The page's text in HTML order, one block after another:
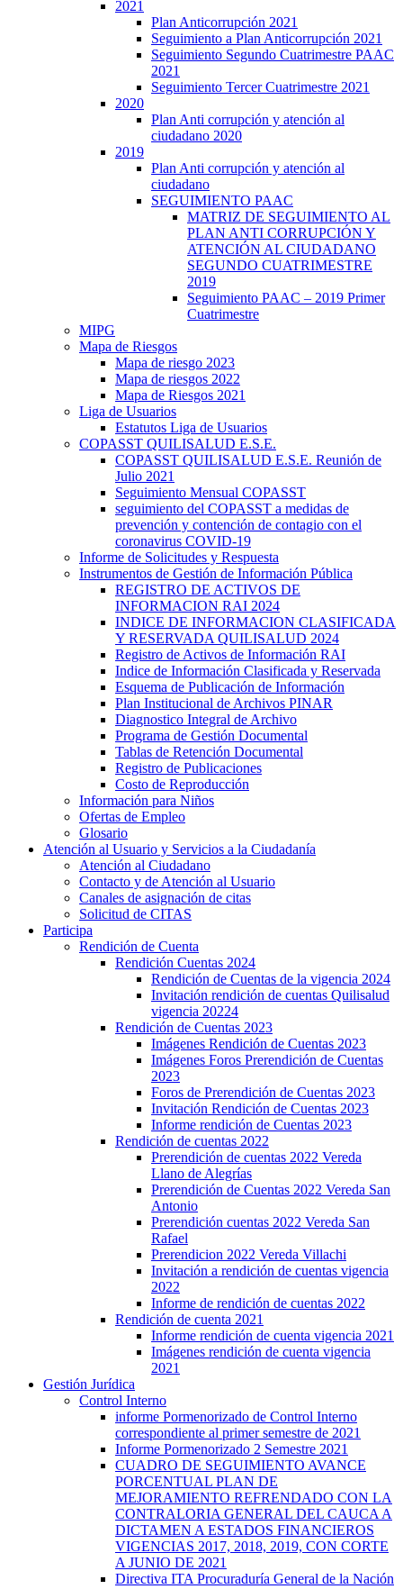
2021
Plan Anticorrupción 2021
Seguimiento a Plan Anticorrupción 2021
Seguimiento Segundo Cuatrimestre PAAC
2021
Seguimiento Tercer Cuatrimestre 2021
2020
Plan Anti corrupción y atención al
ciudadano 2020
2019
Plan Anti corrupción y atención al
ciudadano
SEGUIMIENTO PAAC
MATRIZ DE SEGUIMIENTO AL
PLAN ANTI CORRUPCIÓN Y
ATENCIÓN AL CIUDADANO
SEGUNDO CUATRIMESTRE
2019
Seguimiento PAAC – 2019 Primer
Cuatrimestre
MIPG
Mapa de Riesgos
Mapa de riesgo 2023
Mapa de riesgos 2022
Mapa de Riesgos 2021
Liga de Usuarios
Estatutos Liga de Usuarios
COPASST QUILISALUD E.S.E.
COPASST QUILISALUD E.S.E. Reunión de
Julio 2021
Seguimiento Mensual COPASST
seguimiento del COPASST a medidas de
prevención y contención de contagio con el
coronavirus COVID-19
Informe de Solicitudes y Respuesta
Instrumentos de Gestión de Información Pública
REGISTRO DE ACTIVOS DE
INFORMACION RAI 2024
INDICE DE INFORMACION CLASIFICADA
Y RESERVADA QUILISALUD 2024
Registro de Activos de Información RAI
Indice de Información Clasificada y Reservada
Esquema de Publicación de Información
Plan Institucional de Archivos PINAR
Diagnostico Integral de Archivo
Programa de Gestión Documental
Tablas de Retención Documental
Registro de Publicaciones
Costo de Reproducción
Información para Niños
Ofertas de Empleo
Glosario
Atención al Usuario y Servicios a la Ciudadanía
Atención al Ciudadano
Contacto y de Atención al Usuario
Canales de asignación de citas
Solicitud de CITAS
Participa
Rendición de Cuenta
Rendición Cuentas 2024
Rendición de Cuentas de la vigencia 2024
Invitación rendición de cuentas Quilisalud
vigencia 20224
Rendición de Cuentas 2023
Imágenes Rendición de Cuentas 2023
Imágenes Foros Prerendición de Cuentas
2023
Foros de Prerendición de Cuentas 2023
Invitación Rendición de Cuentas 2023
Informe rendición de Cuentas 2023
Rendición de cuentas 2022
Prerendición de cuentas 2022 Vereda
Llano de Alegrías
Prerendición de Cuentas 2022 Vereda San
Antonio
Prerendición cuentas 2022 Vereda San
Rafael
Prerendicion 2022 Vereda Villachi
Invitación a rendición de cuentas vigencia
2022
Informe de rendición de cuentas 2022
Rendición de cuenta 2021
Informe rendición de cuenta vigencia 2021
Imágenes rendición de cuenta vigencia
2021
Gestión Jurídica
Control Interno
informe Pormenorizado de Control Interno
correspondiente al primer semestre de 2021
Informe Pormenorizado 2 Semestre 2021
CUADRO DE SEGUIMIENTO AVANCE
PORCENTUAL PLAN DE
MEJORAMIENTO REFRENDADO CON LA
CONTRALORIA GENERAL DEL CAUCA A
DICTAMEN A ESTADOS FINANCIEROS
VIGENCIAS 2017, 2018, 2019, CON CORTE
A JUNIO DE 2021
Directiva ITA Procuraduría General de la Nación